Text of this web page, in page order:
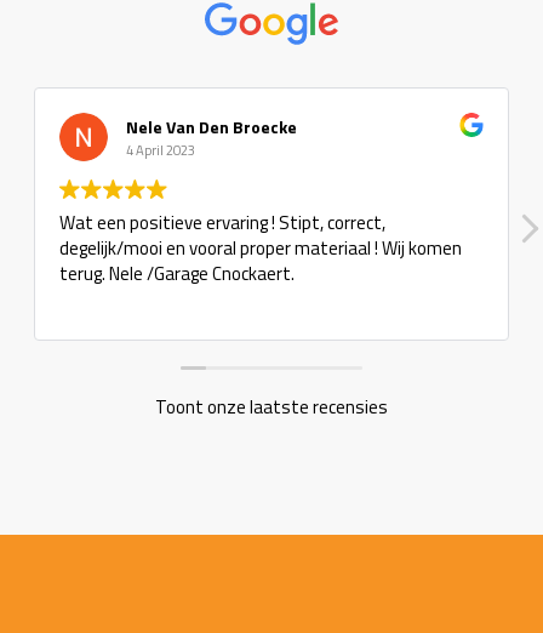
Nele Van Den Broecke
4 April 2023
Wat een positieve ervaring ! Stipt, correct,
degelijk/mooi en vooral proper materiaal ! Wij komen
terug. Nele /Garage Cnockaert.
Toont onze laatste recensies